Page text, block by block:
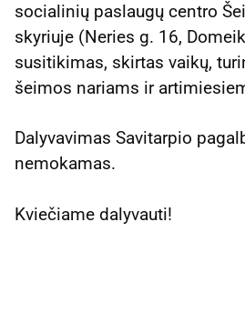
socialinių paslaugų centro
skyriuje (Neries g. 16,
susitikimas, skirtas vaikų,
šeimos nariams ir
Dalyvavimas Savitarpio
nemokamas.
Kviečiame dalyvauti!